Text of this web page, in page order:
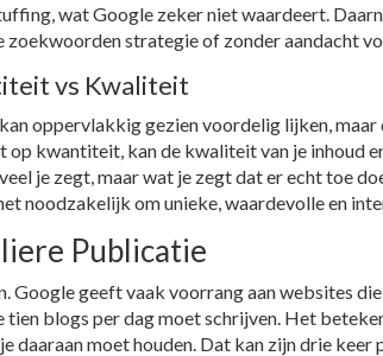
wat Google zeker niet waardeert.
zoekwoorden strategie of zonder aandacht
vs Kwaliteit
oppervlakkig gezien voordelig lijken,
op kwantiteit, kan de kwaliteit van je inhoud
je zegt, maar wat je zegt dat er echt toe
noodzakelijk om unieke, waardevolle en
Publicatie
Google geeft vaak voorrang aan websites
blogs per dag moet schrijven. Het
daaraan moet houden. Dat kan zijn drie keer